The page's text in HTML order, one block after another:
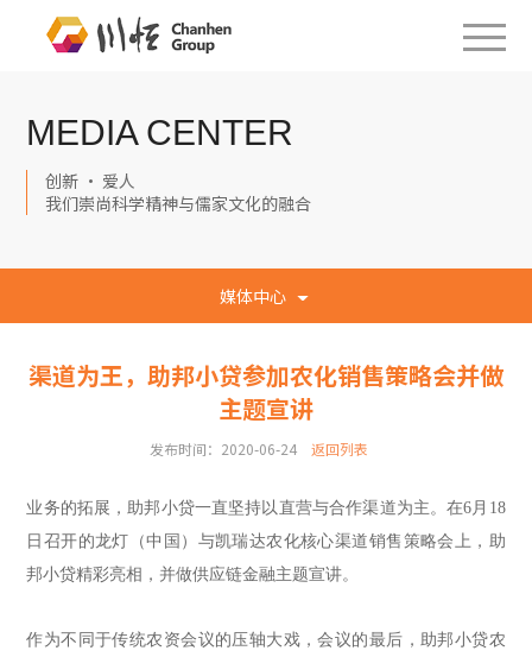
MEDIA CENTER
创新 · 爱人
我们崇尚科学精神与儒家文化的融合
媒体中心
渠道为王，助邦小贷参加农化销售策略会并做
主题宣讲
发布时间：2020-06-24 返回列表
业务的拓展，助邦小贷一直坚持以直营与合作渠道为主。在6月18
日召开的龙灯（中国）与凯瑞达农化核心渠道销售策略会上，助
邦小贷精彩亮相，并做供应链金融主题宣讲。
作为不同于传统农资会议的压轴大戏，会议的最后， 助邦小贷农